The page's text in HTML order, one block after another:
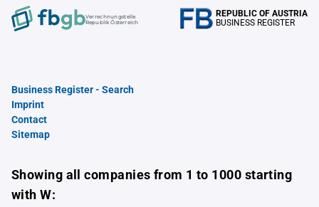
Verrechnungstelle
Republik Österreich
REPUBLIC OF AUSTRIA
BUSINESS REGISTER
Business Register - Search
Imprint
Contact
Sitemap
Showing all companies from 1 to 1000 starting
with W: